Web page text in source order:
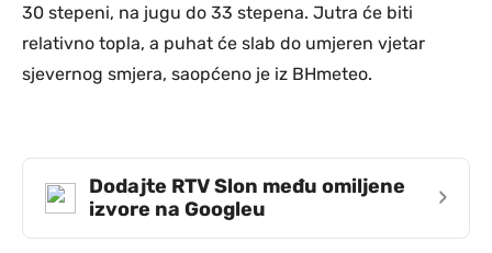
30 stepeni, na jugu do 33 stepena. Jutra će biti
relativno topla, a puhat će slab do umjeren vjetar
sjevernog smjera, saopćeno je iz BHmeteo.
Dodajte RTV Slon među omiljene
izvore na Googleu
›